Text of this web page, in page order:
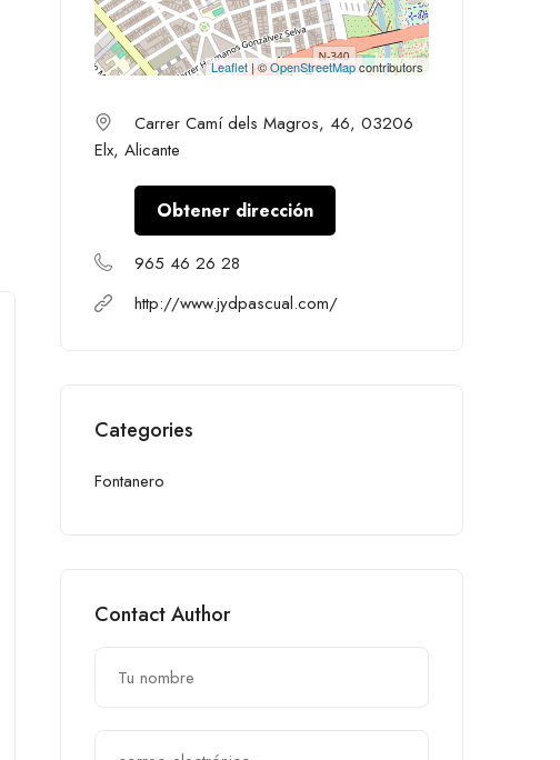
Leaflet| ©OpenStreetMapcontributors
Carrer Camí dels Magros, 46, 03206
Elx, Alicante
Obtener dirección
965 46 26 28
http://www.jydpascual.com/
Categories
Fontanero
Contact Author